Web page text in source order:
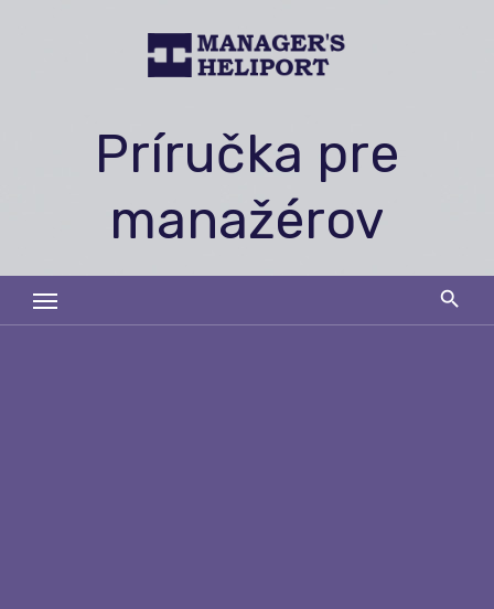
Príručka pre
manažérov